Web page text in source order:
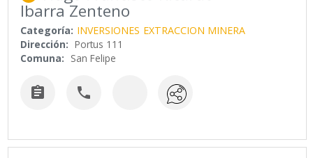
Ibarra Zenteno
Categoría: INVERSIONES EXTRACCION MINERA
Dirección: Portus 111
Comuna: San Felipe
 